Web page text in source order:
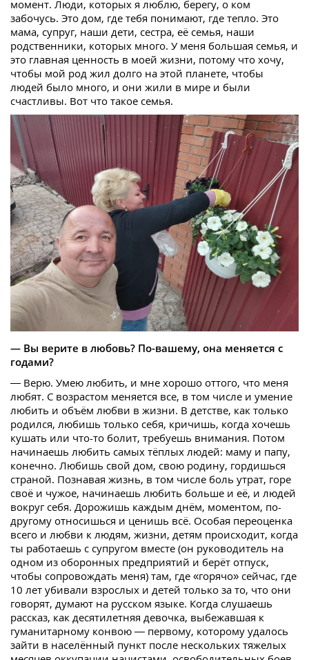
момент. Люди, которых я люблю, берегу, о ком
забочусь. Это дом, где тебя понимают, где тепло. Это
мама, супруг, наши дети, сестра, её семья, наши
родственники, которых много. У меня большая семья, и
это главная ценность в моей жизни, потому что хочу,
чтобы мой род жил долго на этой планете, чтобы
людей было много, и они жили в мире и были
счастливы. Вот что такое семья.
— Вы верите в любовь? По-вашему, она меняется с
годами?
— Верю. Умею любить, и мне хорошо оттого, что меня
любят. С возрастом меняется все, в том числе и умение
любить и объём любви в жизни. В детстве, как только
родился, любишь только себя, кричишь, когда хочешь
кушать или что-то болит, требуешь внимания. Потом
начинаешь любить самых тёплых людей: маму и папу,
конечно. Любишь свой дом, свою родину, гордишься
страной. Познавая жизнь, в том числе боль утрат, горе
своё и чужое, начинаешь любить больше и её, и людей
вокруг себя. Дорожишь каждым днём, моментом, по-
другому относишься и ценишь всё. Особая переоценка
всего и любви к людям, жизни, детям происходит, когда
ты работаешь с супругом вместе (он руководитель на
одном из оборонных предприятий и берёт отпуск,
чтобы сопровождать меня) там, где «горячо» сейчас, где
10 лет убивали взрослых и детей только за то, что они
говорят, думают на русском языке. Когда слушаешь
рассказ, как десятилетняя девочка, выбежавшая к
гуманитарному конвою — первому, которому удалось
зайти в населённый пункт после нескольких тяжелых